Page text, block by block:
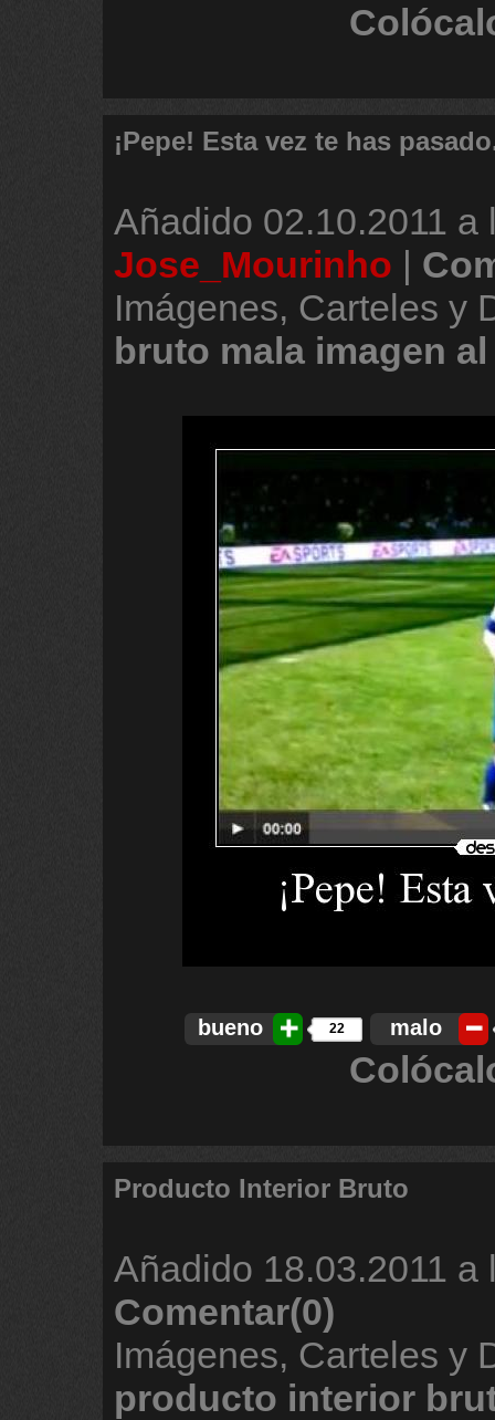
¡Pepe! Esta vez te has
Añadido 02.10.2011 a
Jose_Mourinho |
Imágenes, Carteles y
bruto mala imagen al
bueno 22 malo
Producto Interior Bruto
Añadido 18.03.2011 a
Comentar(0)
Imágenes, Carteles y
producto interior